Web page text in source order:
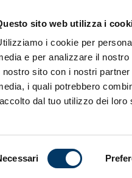
sito web utilizza i
i cookie per
e per analizzare il
nostro sito con i nostri
i quali potrebbero
dal tuo utilizzo dei loro
Smarcato un
studenti e
protagonista